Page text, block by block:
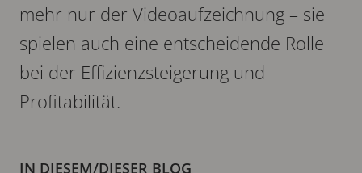
mehr nur der Videoaufzeichnung – sie
spielen auch eine entscheidende Rolle
bei der Effizienzsteigerung und
Profitabilität.
IN DIESEM/DIESER BLOG